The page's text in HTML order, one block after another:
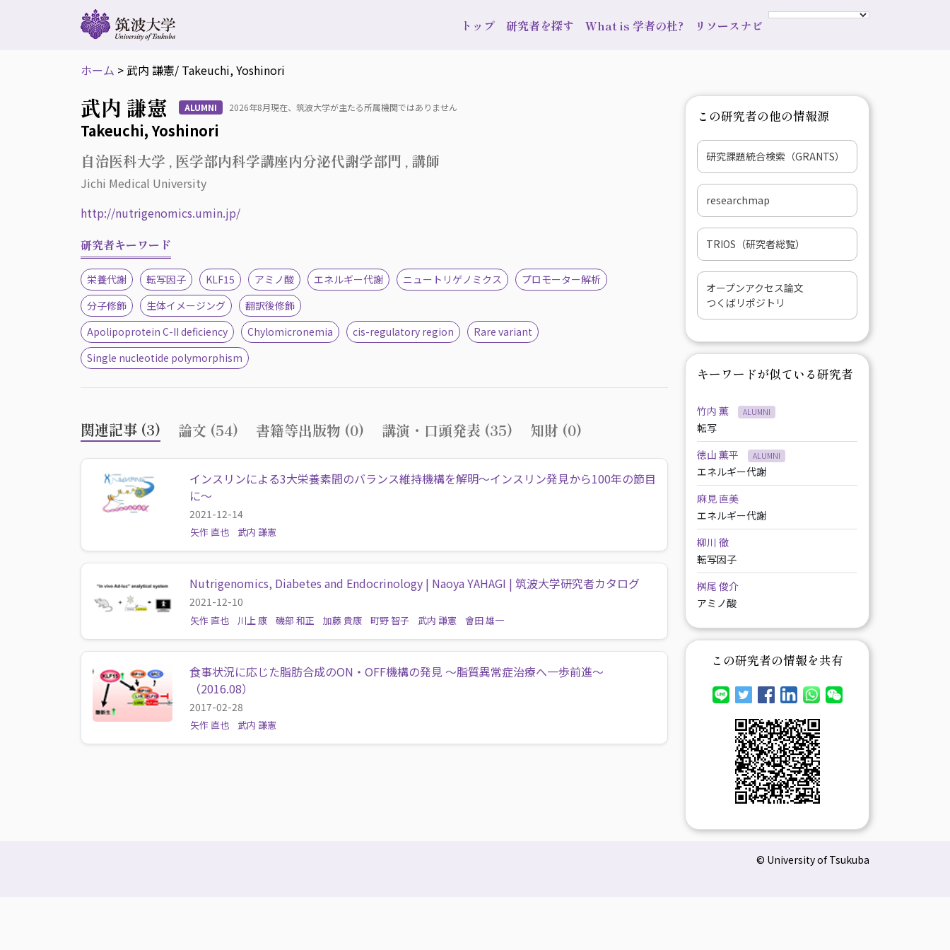
トップ 研究者を探す What is 学者の杜? リソースナビ
ホーム > 武内 謙憲/ Takeuchi, Yoshinori
武内 謙憲 ALUMNI 2026年8月現在、筑波大学が主たる所属機関ではありません
Takeuchi, Yoshinori
自治医科大学 , 医学部内科学講座内分泌代謝学部門 , 講師
Jichi Medical University
http://nutrigenomics.umin.jp/
研究者キーワード
栄養代謝 転写因子 KLF15 アミノ酸 エネルギー代謝 ニュートリゲノミクス
プロモーター解析
分子修飾
生体イメージング
翻訳後修飾
Apolipoprotein C-II deficiency
Chylomicronemia cis-regulatory region
Rare variant
Single nucleotide polymorphism
関連記事 (3) 論文 (54) 書籍等出版物 (0) 講演・口頭発表 (35) 知財 (0)
インスリンによる3大栄養素間のバランス維持機構を解明〜インスリン発見から100年の節目
に〜
2021-12-14
矢作 直也 武内 謙憲
Nutrigenomics, Diabetes and Endocrinology | Naoya YAHAGI | 筑波大学研究者カタログ
2021-12-10
矢作 直也 川上 康 磯部 和正 加藤 貴康 町野 智子 武内 謙憲 會田 雄一
食事状況に応じた脂肪合成のON・OFF機構の発見 ～脂質異常症治療へ一歩前進～
（2016.08）
2017-02-28
矢作 直也 武内 謙憲
この研究者の他の情報源
研究課題統合検索（GRANTS）
researchmap
TRIOS（研究者総覧）
オープンアクセス論文
つくばリポジトリ
キーワードが似ている研究者
竹内 薫 ALUMNI
転写
徳山 薫平
ALUMNI
エネルギー代謝
麻見 直美
エネルギー代謝
柳川 徹
転写因子
桝尾 俊介
アミノ酸
この研究者の情報を共有
© University of Tsukuba